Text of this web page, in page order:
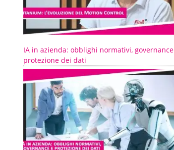
IA in azienda: obblighi normativi,
protezione dei dati